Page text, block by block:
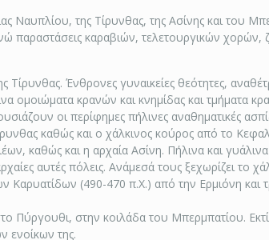
Ναυπλίου, της Τίρυνθας, της Ασίνης και του
παραστάσεις καραβιών, τελετουργικών
Ένθρονες γυναικείες θεότητες,
ομοιώματα κρανών και κνημίδας και τμήματα
οι περίφημες πήλινες αναθηματικές
καθώς και ο χάλκινος κούρος από το
καθώς και η αρχαία Ασίνη. Πήλινα και
αυτές πόλεις. Ανάμεσά τους ξεχωρίζει το
Καρυατίδων (490-470 π.Χ.) από την Ερμιόνη
Πύργουθι, στην κοιλάδα του Μπερμπατίου.
ενοίκων της.